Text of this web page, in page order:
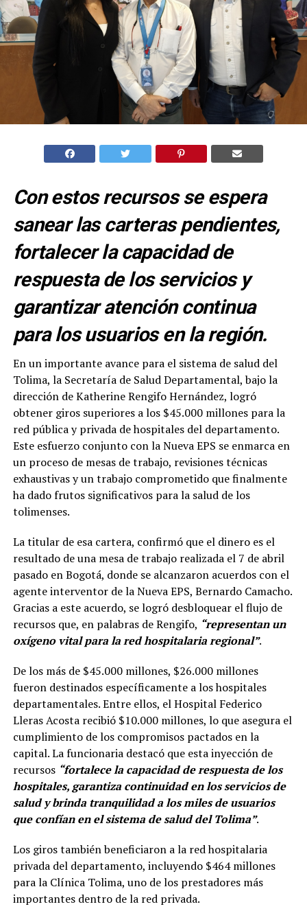
Con estos recursos se espera
sanear las carteras pendientes,
fortalecer la capacidad de
respuesta de los servicios y
garantizar atención continua
para los usuarios en la región.
En un importante avance para el sistema de salud del
Tolima, la Secretaría de Salud Departamental, bajo la
dirección de Katherine Rengifo Hernández, logró
obtener giros superiores a los $45.000 millones para la
red pública y privada de hospitales del departamento.
Este esfuerzo conjunto con la Nueva EPS se enmarca en
un proceso de mesas de trabajo, revisiones técnicas
exhaustivas y un trabajo comprometido que finalmente
ha dado frutos significativos para la salud de los
tolimenses.
La titular de esa cartera, confirmó que el dinero es el
resultado de una mesa de trabajo realizada el 7 de abril
pasado en Bogotá, donde se alcanzaron acuerdos con el
agente interventor de la Nueva EPS, Bernardo Camacho.
Gracias a este acuerdo, se logró desbloquear el flujo de
recursos que, en palabras de Rengifo, “representan un
oxígeno vital para la red hospitalaria regional”.
De los más de $45.000 millones, $26.000 millones
fueron destinados específicamente a los hospitales
departamentales. Entre ellos, el Hospital Federico
Lleras Acosta recibió $10.000 millones, lo que asegura el
cumplimiento de los compromisos pactados en la
capital. La funcionaria destacó que esta inyección de
recursos “fortalece la capacidad de respuesta de los
hospitales, garantiza continuidad en los servicios de
salud y brinda tranquilidad a los miles de usuarios
que confían en el sistema de salud del Tolima”.
Los giros también beneficiaron a la red hospitalaria
privada del departamento, incluyendo $464 millones
para la Clínica Tolima, uno de los prestadores más
importantes dentro de la red privada.